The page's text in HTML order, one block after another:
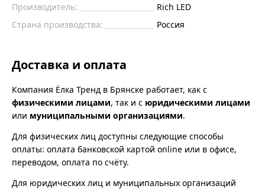
Производитель:
Rich LED
Страна производства:
Россия
Доставка и оплата
Компания Ёлка Тренд в Брянске работает, как с
физическими лицами, так и с юридическими лицами
или муниципальными организациями.
Для физических лиц доступны следующие способы
оплаты: оплата банковской картой online или в офисе,
переводом, оплата по счёту.
Для юридических лиц и муниципальных организаций